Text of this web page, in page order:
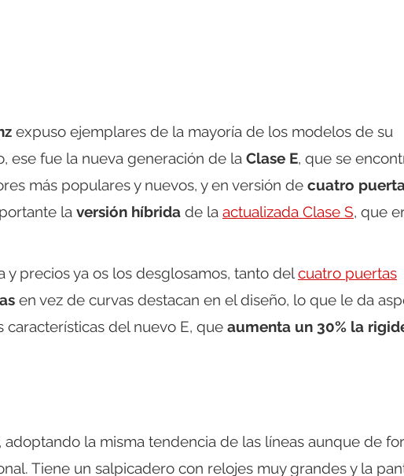
expuso ejemplares de la mayoría de los modelos de su
ese fue la nueva generación de la Clase E, que se
más populares y nuevos, y en versión de cuatro
la versión híbrida de la actualizada Clase S, que
y precios ya os los desglosamos, tanto delcuatro puertas
en vez de curvas destacan en el diseño, lo que le da
características del nuevo E, que aumenta un 30% la
adoptando la misma tendencia de las líneas aunque de
Tiene un salpicadero con relojes muy grandes y la